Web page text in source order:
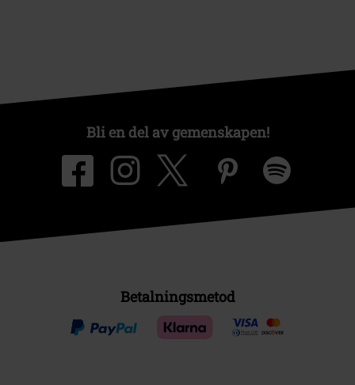
Bli en del av gemenskapen!
Betalningsmetod